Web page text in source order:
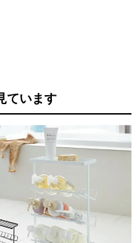
ています